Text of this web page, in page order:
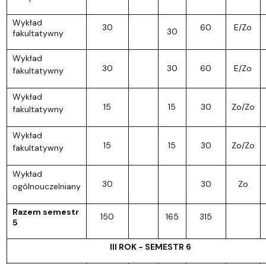
Wykład
fakultatywny
30 30 60 E/Zo
Wykład
fakultatywny
30 30 60 E/Zo
Wykład
fakultatywny
15 15 30 Zo/Zo
Wykład
fakultatywny
15 15 30 Zo/Zo
Wykład
ogólnouczelniany
30 30 Zo
Razem semestr
5
150 165 315
III ROK - SEMESTR 6